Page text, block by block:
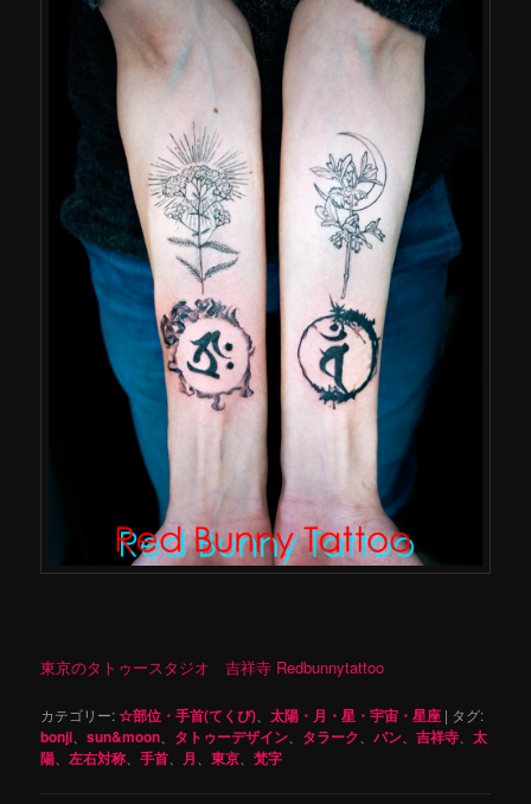
東京のタトゥースタジオ 吉祥寺 Redbunnytattoo
カテゴリー:☆部位・手首(てくび) 、太陽・月・星・宇宙・星座 | タグ:
bonji 、sun&moon タトゥーデザイン タラーク 、バン 、吉祥寺 、太
陽 、左右対称 、手首 月 、東京 、梵字